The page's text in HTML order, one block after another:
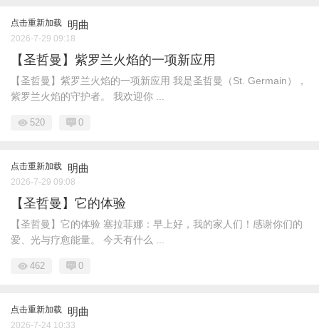
点击重新加载 明曲
2026-7-29 09:18
【圣哲曼】紫罗兰火焰的一项新应用
【圣哲曼】紫罗兰火焰的一项新应用 我是圣哲曼（St. Germain），
紫罗兰火焰的守护者。 我欢迎你 ...
520 0
点击重新加载 明曲
2026-7-29 09:08
【圣哲曼】它的体验
【圣哲曼】它的体验 塞拉菲娜：早上好，我的家人们！感谢你们的
爱、光与疗愈能量。 今天有什么 ...
462 0
点击重新加载 明曲
2026-7-24 10:33